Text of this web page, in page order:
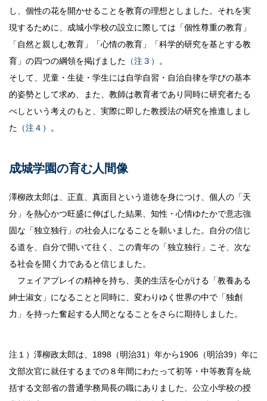
し、個性の花を開かせることを教育の理想としました。それを実
現するために、成城小学校の設立に際しては「個性尊重の教育」
「自然と親しむ教育」「心情の教育」「科学的研究を基とする教
育」の四つの綱領を掲げました （注３）
。
そして、児童・生徒・学生には自学自習・自治自律を学びの基本
的姿勢として求め、また、教師は教育者であり同時に研究者たる
べしという考えのもと、実際に即した教授法の研究を推進しまし
た （注４） 。
成城学園の育む人間像
澤柳政太郎は、正直、真面目という道徳を身につけ、個人の「天
分」を熱心かつ旺盛に伸ばした結果、知性・心情ゆたかで意志強
固な「独立独行」の社会人になることを願いました。自分の信じ
る道を、自分で開いて往く、この青年の「独立独行」こそ、次な
る社会を開く力であると信じました。
フェイアプレイの精神を持ち、美的生活を心がける「教養ある
紳士淑女」になることと同時に、変わりゆく世界の中で「独創
力」を持った奮起する人間となることをさらに期待しました。
注１）澤柳政太郎は、1898（明治31）年から1906（明治39）年に
文部次官に就任するまでの８年間にわたって初等・中等教育を統
括する文部省の普通学務局長の職にありました。公立小学校の授